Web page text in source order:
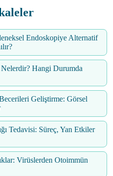
Endoskopiye Alternatif
Hangi Durumda
Geliştirme: Görsel
Tedavisi: Süreç, Yan Etkiler
Virüslerden Otoimmün